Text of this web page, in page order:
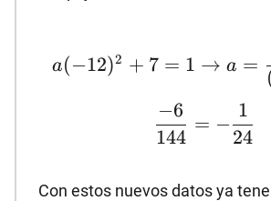
a(-
7}{(-12)^2}=\dfrac{-
{144}=-
a(−12)2 + 7 = 1 → a =
144
−6
= −
24
1
Con estos nuevos datos ya